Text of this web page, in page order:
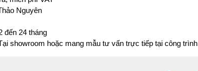
Nguyên
đến 24 tháng
showroom hoặc mang mẫu tư vấn trực tiếp tại công trình